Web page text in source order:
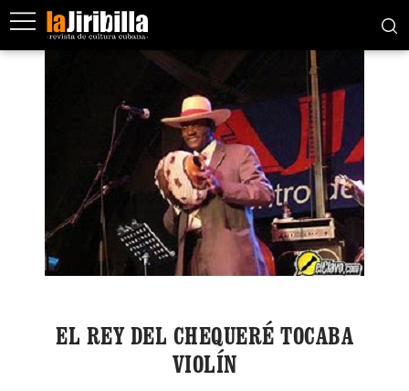
EL REY DEL CHEQUERÉ TOCABA
VIOLÍN